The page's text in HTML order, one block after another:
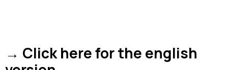
→ Click here for the english